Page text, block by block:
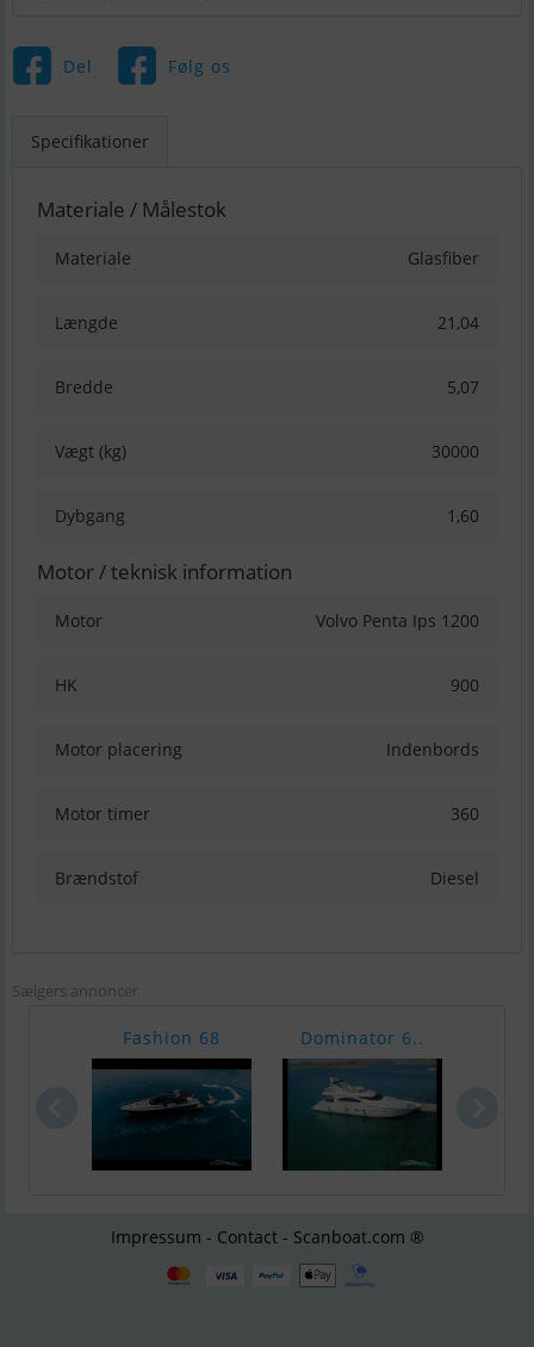
Del Følg os
Specifikationer
Materiale / Målestok
Materiale Glasfiber
Længde 21,04
Bredde 5,07
Vægt (kg) 30000
Dybgang 1,60
Motor / teknisk information
Motor Volvo Penta Ips 1200
HK 900
Motor placering Indenbords
Motor timer 360
Brændstof Diesel
Sælgers annoncer
Fashion 68 Dominator 6..
Impressum - Contact - Scanboat.com ®